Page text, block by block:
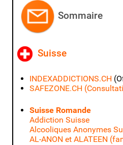
Sommaire
Suisse
INDEXADDICTIONS.CH
SAFEZONE.CH
Suisse Romande
Addiction Suisse
Alcooliques Anonymes
AL-ANON et ALATEEN